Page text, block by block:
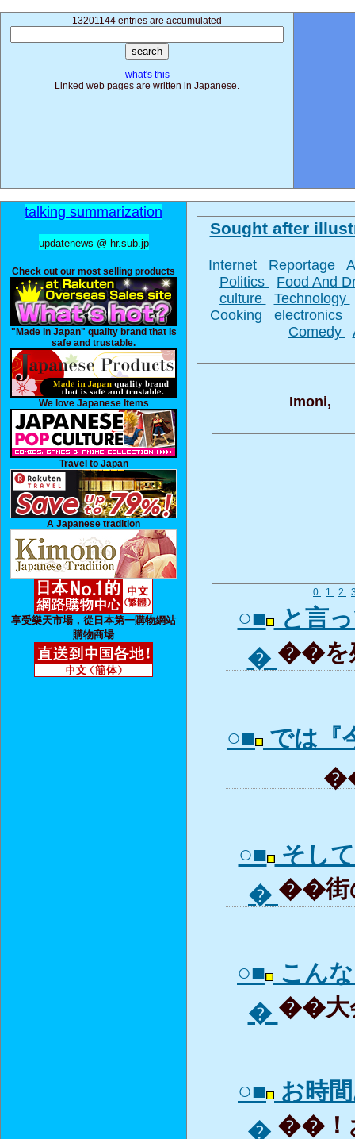
13201144 entries are accumulated
what's this
Linked web pages are written in Japanese.
talking summarization
updatenews @ hr.sub.jp
Check out our most selling products
"Made in Japan" quality brand that is
safe and trustable.
We love Japanese Items
Travel to Japan
A Japanese tradition
享受樂天市場，從日本第一購物網站
購物商場
Sought after
Internet Reportage
Politics
Food And
culture
Technology
Cooking
electronics
Comedy
Imoni,
0 . 1 . 2 .
○■ と言
� ��を
○■ では『
○■ そし
� ��街
○■ こん
� ��大
○■ お時
� ��！